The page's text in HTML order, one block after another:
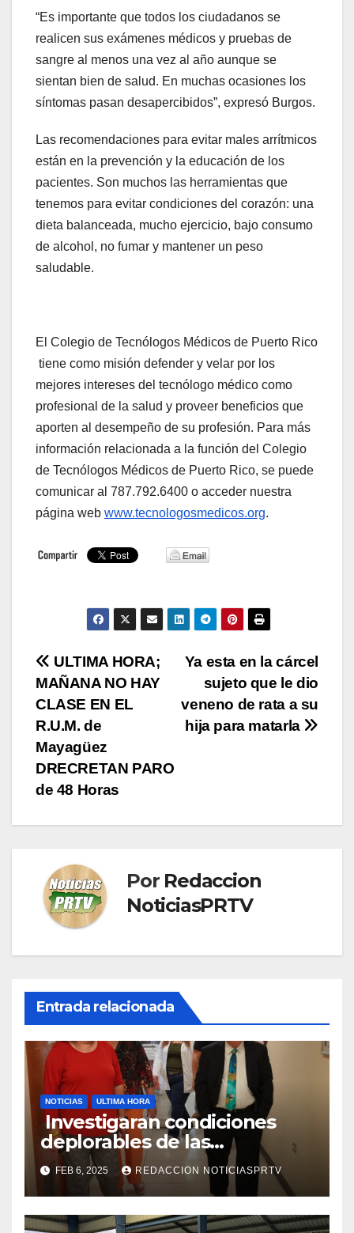
“Es importante que todos los ciudadanos se
realicen sus exámenes médicos y pruebas de
sangre al menos una vez al año aunque se
sientan bien de salud. En muchas ocasiones los
síntomas pasan desapercibidos”, expresó Burgos.
Las recomendaciones para evitar males arrítmicos
están en la prevención y la educación de los
pacientes. Son muchos las herramientas que
tenemos para evitar condiciones del corazón: una
dieta balanceada, mucho ejercicio, bajo consumo
de alcohol, no fumar y mantener un peso
saludable.
El Colegio de Tecnólogos Médicos de Puerto Rico
tiene como misión defender y velar por los
mejores intereses del tecnólogo médico como
profesional de la salud y proveer beneficios que
aporten al desempeño de su profesión. Para más
información relacionada a la función del Colegio
de Tecnólogos Médicos de Puerto Rico, se puede
comunicar al 787.792.6400 o acceder nuestra
página web www.tecnologosmedicos.org.
Navegación
de
entradas
Ya esta en la cárcel
sujeto que le dio
veneno de rata a su
hija para matarla
ULTIMA HORA;
MAÑANA NO HAY
CLASE EN EL
R.U.M. de
Mayagüez
DRECRETAN PARO
de 48 Horas
Por Redaccion
NoticiasPRTV
Entrada relacionada
NOTICIAS ULTIMA HORA
Investigaran condiciones
deplorables de las
facilidades el Departamento
de la Salud en Mayagüez
FEB 6, 2025 REDACCION NOTICIASPRTV